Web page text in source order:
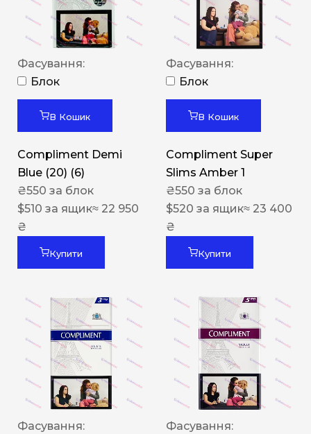
Фасування:
Блок
В Кошик
Compliment Demi
Blue (20) (6)
₴550 за блок
$510 за ящик≈ 22 950
₴
Купити
Фасування:
Блок
В Кошик
Compliment Super
Slims Amber 1
₴550 за блок
$520 за ящик≈ 23 400
₴
Купити
Фасування:
Фасування: